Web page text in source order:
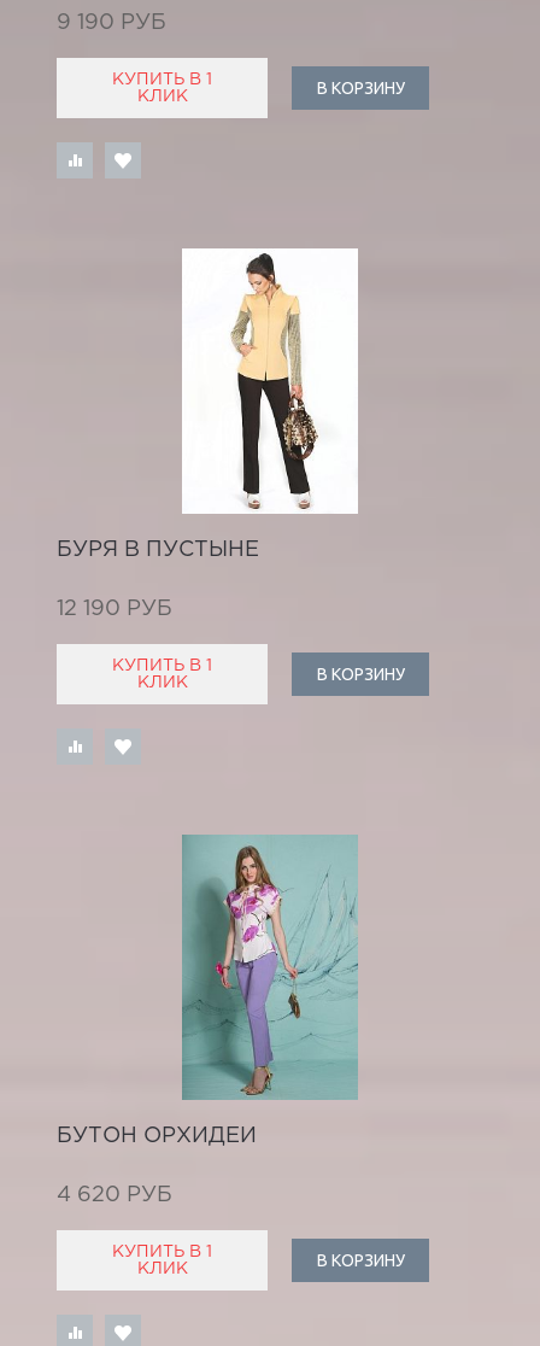
9 190 РУБ
КУПИТЬ В 1
КЛИК
В КОРЗИНУ
БУРЯ В ПУСТЫНЕ
12 190 РУБ
КУПИТЬ В 1
КЛИК
В КОРЗИНУ
БУТОН ОРХИДЕИ
4 620 РУБ
КУПИТЬ В 1
КЛИК
В КОРЗИНУ